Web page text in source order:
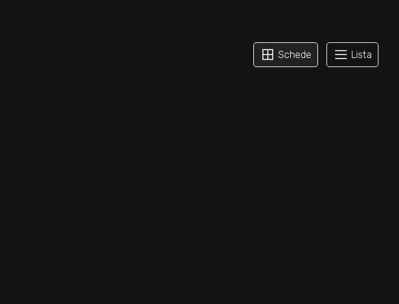
Schede Lista